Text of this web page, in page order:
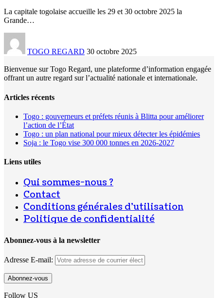
La capitale togolaise accueille les 29 et 30 octobre 2025 la
Grande…
TOGO REGARD 30 octobre 2025
Bienvenue sur Togo Regard, une plateforme d’information engagée
offrant un autre regard sur l’actualité nationale et internationale.
Articles récents
Togo : gouverneurs et préfets réunis à Blitta pour améliorer
l’action de l’État
Togo : un plan national pour mieux détecter les épidémies
Soja : le Togo vise 300 000 tonnes en 2026-2027
Liens utiles
Qui sommes-nous ?
Contact
Conditions générales d’utilisation
Politique de confidentialité
Abonnez-vous à la newsletter
Adresse E-mail:
Follow US